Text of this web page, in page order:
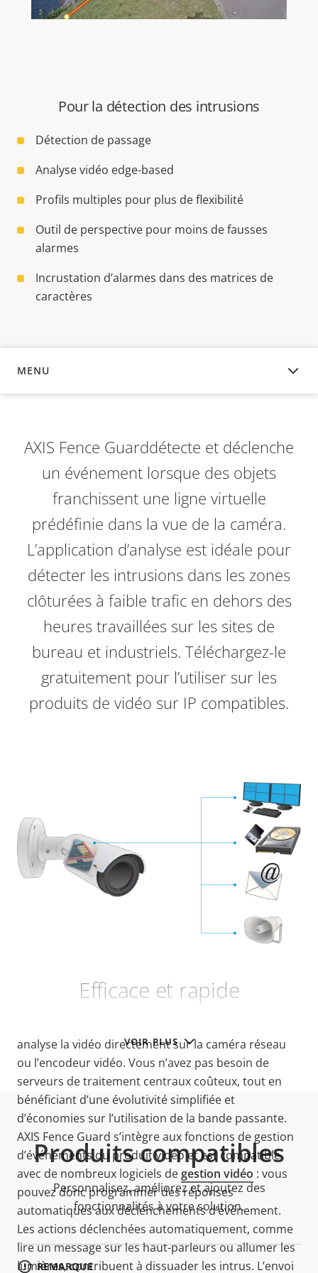
Pour la détection des intrusions
Détection de passage
Analyse vidéo edge-based
Profils multiples pour plus de flexibilité
Outil de perspective pour moins de fausses
alarmes
Incrustation d’alarmes dans des matrices de
caractères
MENU
APERÇU
VOIR PLUS
AXIS Fence Guarddétecte et déclenche
un événement lorsque des objets
franchissent une ligne virtuelle
prédéfinie dans la vue de la caméra.
L’application d’analyse est idéale pour
détecter les intrusions dans les zones
clôturées à faible trafic en dehors des
heures travaillées sur les sites de
bureau et industriels. Téléchargez-le
gratuitement pour l’utiliser sur les
produits de vidéo sur IP compatibles.
Efficace et rapide
analyse la vidéo directement sur la caméra réseau
ou l’encodeur vidéo. Vous n’avez pas besoin de
serveurs de traitement centraux coûteux, tout en
bénéficiant d’une évolutivité simplifiée et
d’économies sur l’utilisation de la bande passante.
AXIS Fence Guard s’intègre aux fonctions de gestion
d’événements du produit vidéo et est compatible
avec de nombreux logiciels degestion vidéo : vous
pouvez doncprogrammer des réponses
automatiques aux déclenchements d’événement.
Les actions déclenchées automatiquement, comme
lire un message sur les haut-parleurs ou allumer les
lumières, contribuent à dissuader les intrus. L’envoi
Produits compatibles
Personnalisez, améliorez et ajoutez des
fonctionnalités à votre solution.
REMARQUE